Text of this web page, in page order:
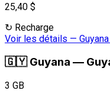
25,40 $
↻ Recharge
Voir les détails —
🇬🇾 Guyana —
3 GB